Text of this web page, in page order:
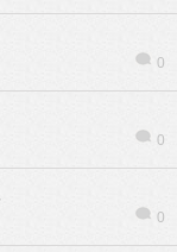
0
0
0